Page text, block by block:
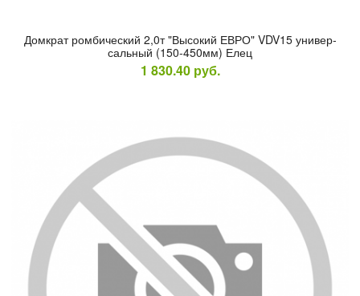
Дом­крат ром­би­чес­кий 2,0т "Вы­сокий ЕВ­РО" VDV15 уни­вер­
саль­ный (150-450мм) Елец
1 830.40 руб.